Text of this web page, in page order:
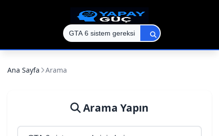
Ana Sayfa Arama
Arama Yapın